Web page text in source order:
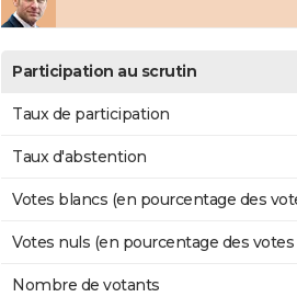
Participation au scrutin
Taux de participation
Taux d'abstention
Votes blancs (en pourcentage des
Votes nuls (en pourcentage des
Nombre de votants